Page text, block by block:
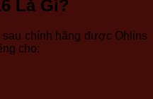
Là Gì?
chính hãng được Ohlins
cho: